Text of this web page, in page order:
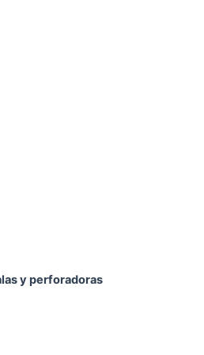
y perforadoras